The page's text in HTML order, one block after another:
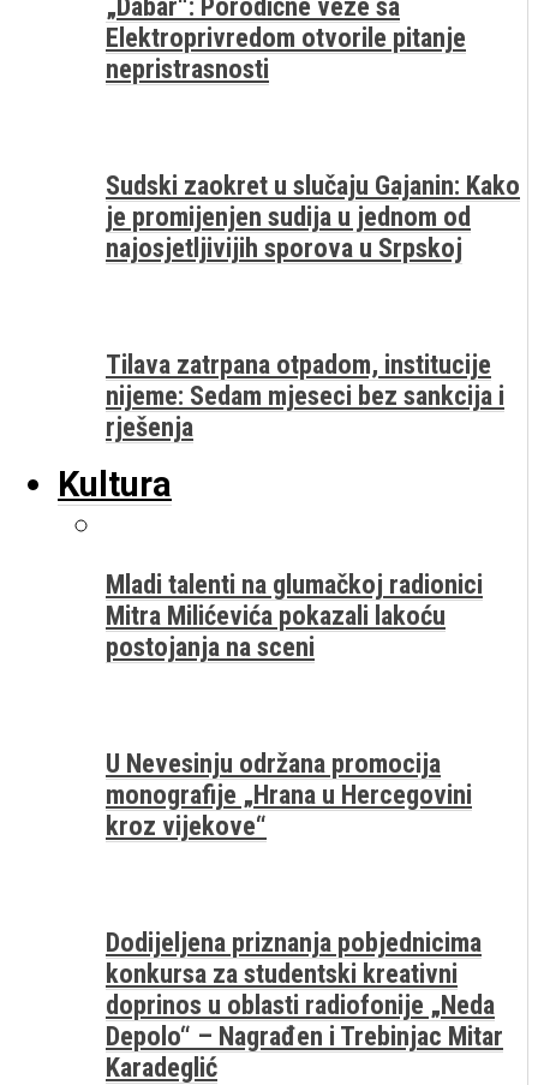
Elektroprivredom otvorile pitanje
nepristrasnosti
Sudski zaokret u slučaju Gajanin: Kako
je promijenjen sudija u jednom od
najosjetljivijih sporova u Srpskoj
Tilava zatrpana otpadom, institucije
nijeme: Sedam mjeseci bez sankcija i
rješenja
Kultura
Mladi talenti na glumačkoj radionici
Mitra Milićevića pokazali lakoću
postojanja na sceni
U Nevesinju održana promocija
monografije „Hrana u Hercegovini
kroz vijekove“
Dodijeljena priznanja pobjednicima
konkursa za studentski kreativni
doprinos u oblasti radiofonije „Neda
Depolo“ – Nagrađen i Trebinjac Mitar
Karadeglić